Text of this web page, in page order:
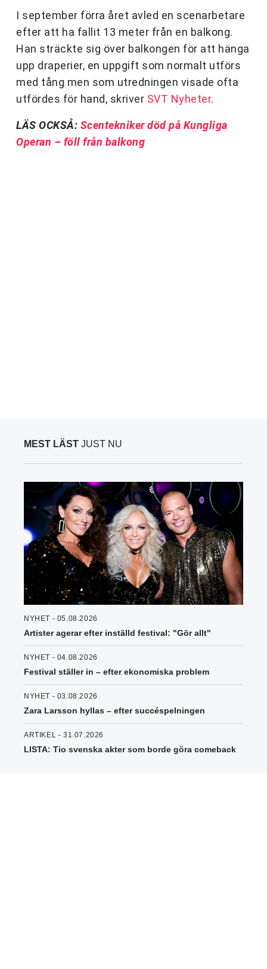
I september förra året avled en scenarbetare
efter att ha fallit 13 meter från en balkong.
Han sträckte sig över balkongen för att hänga
upp draperier, en uppgift som normalt utförs
med tång men som utredningen visade ofta
utfördes för hand, skriver SVT Nyheter.
LÄS OCKSÅ: Scentekniker död på Kungliga
Operan – föll från balkong
MEST LÄST JUST NU
NYHET - 05.08.2026
Artister agerar efter inställd festival: "Gör allt"
NYHET - 04.08.2026
Festival ställer in – efter ekonomiska problem
NYHET - 03.08.2026
Zara Larsson hyllas – efter succéspelningen
ARTIKEL - 31.07.2026
LISTA: Tio svenska akter som borde göra comeback